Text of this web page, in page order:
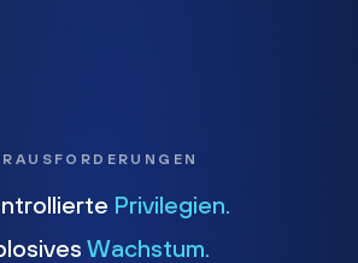
Privilegien.
Wachstum.